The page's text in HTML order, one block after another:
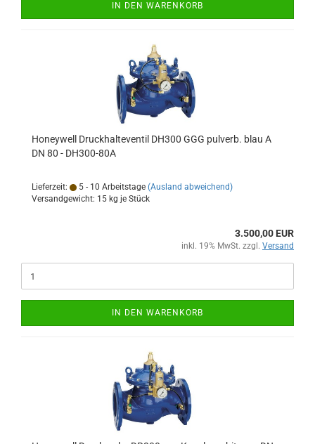
IN DEN WARENKORB
Honeywell Druckhalteventil DH300 GGG pulverb. blau A
DN 80 - DH300-80A
Lieferzeit: 5 - 10 Arbeitstage (Ausland abweichend)
Versandgewicht: 15 kg je Stück
3.500,00 EUR
inkl. 19% MwSt. zzgl. Versand
IN DEN WARENKORB